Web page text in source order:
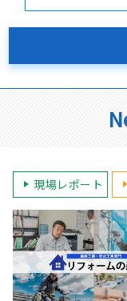
現場レポート